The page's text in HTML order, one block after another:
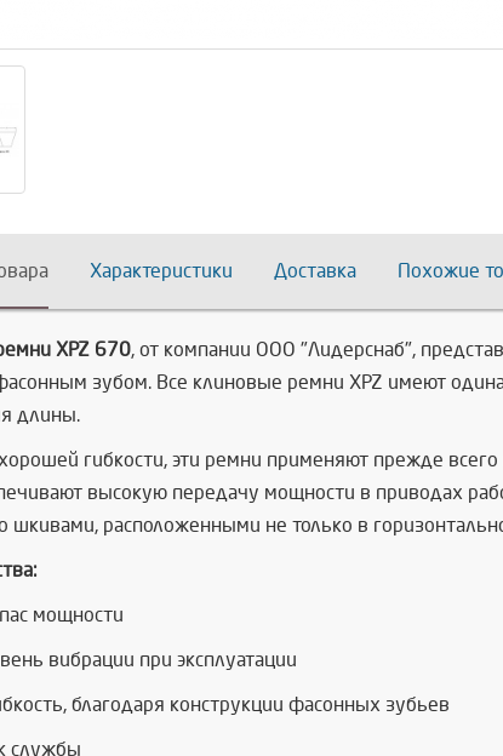
Характеристики Доставка Похожие
XPZ 670, от компании ООО "Лидерснаб",
зубом. Все клиновые ремни XPZ имеют
длины.
гибкости, эти ремни применяют прежде
высокую передачу мощности в приводах
шкивами, расположенными не только в
мощности
вибрации при эксплуатации
благодаря конструкции фасонных зубьев
службы